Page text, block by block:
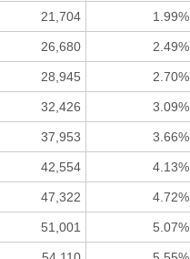
21,704 1.99%
26,680 2.49%
28,945 2.70%
32,426 3.09%
37,953 3.66%
42,554 4.13%
47,322 4.72%
51,001 5.07%